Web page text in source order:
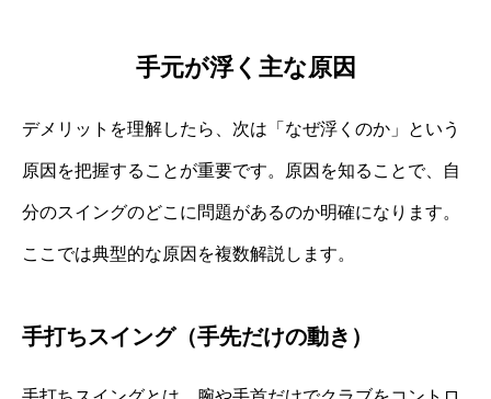
手元が浮く主な原因
デメリットを理解したら、次は「なぜ浮くのか」という
原因を把握することが重要です。原因を知ることで、自
分のスイングのどこに問題があるのか明確になります。
ここでは典型的な原因を複数解説します。
手打ちスイング（手先だけの動き）